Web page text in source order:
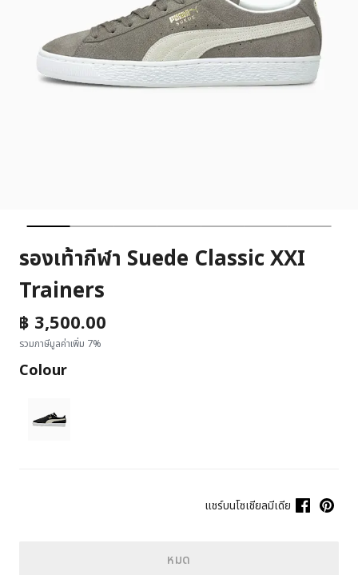
รองเท้ากีฬา Suede Classic XXI
Trainers
฿ 3,500.00
รวมภาษีมูลค่าเพิ่ม 7%
Colour
แชร์บนโซเชียลมีเดีย
หมด